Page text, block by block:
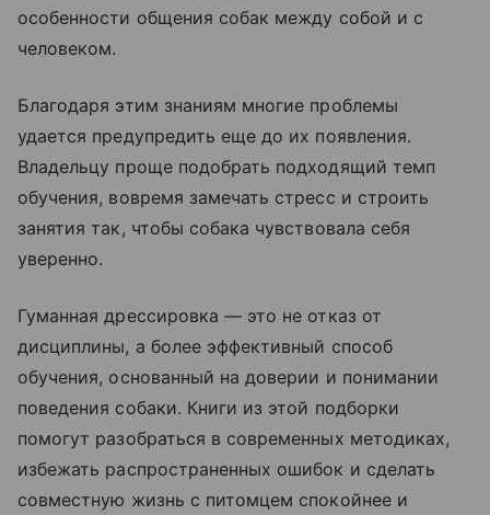
особенности общения собак между собой и с
человеком.
Благодаря этим знаниям многие проблемы
удается предупредить еще до их появления.
Владельцу проще подобрать подходящий темп
обучения, вовремя замечать стресс и строить
занятия так, чтобы собака чувствовала себя
уверенно.
Гуманная дрессировка — это не отказ от
дисциплины, а более эффективный способ
обучения, основанный на доверии и понимании
поведения собаки. Книги из этой подборки
помогут разобраться в современных методиках,
избежать распространенных ошибок и сделать
совместную жизнь с питомцем спокойнее и